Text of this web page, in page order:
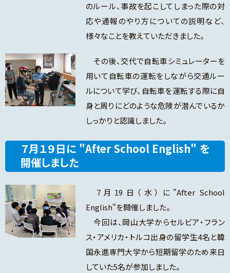
のルール、事故を起こしてしまった際の対
応や通報のやり方についての説明など、
様々なことを教えていただきました。
その後、交代で自転車シミュレーターを
用いて自転車の運転をしながら交通ルー
ルについて学び、自転車を運転する際に自
身と周りにどのような危険が潜んでいるか
しっかりと認識しました。
７月１９日に "After School English" を
開催しました
7月19日（水）に"After School
English"を開催しました。
今回は、岡山大学からセルビア・フラン
ス・アメリカ・トルコ出身の留学生4名と韓
国永進専門大学から短期留学のため来日
していた5名が参加しました。